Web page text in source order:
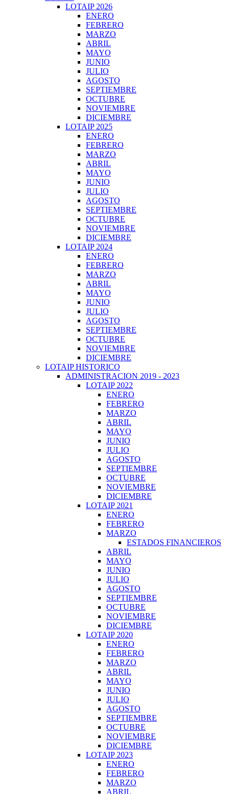
LOTAIP 2026
ENERO
FEBRERO
MARZO
ABRIL
MAYO
JUNIO
JULIO
AGOSTO
SEPTIEMBRE
OCTUBRE
NOVIEMBRE
DICIEMBRE
LOTAIP 2025
ENERO
FEBRERO
MARZO
ABRIL
MAYO
JUNIO
JULIO
AGOSTO
SEPTIEMBRE
OCTUBRE
NOVIEMBRE
DICIEMBRE
LOTAIP 2024
ENERO
FEBRERO
MARZO
ABRIL
MAYO
JUNIO
JULIO
AGOSTO
SEPTIEMBRE
OCTUBRE
NOVIEMBRE
DICIEMBRE
LOTAIP HISTORICO
ADMINISTRACION 2019 - 2023
LOTAIP 2022
ENERO
FEBRERO
MARZO
ABRIL
MAYO
JUNIO
JULIO
AGOSTO
SEPTIEMBRE
OCTUBRE
NOVIEMBRE
DICIEMBRE
LOTAIP 2021
ENERO
FEBRERO
MARZO
ESTADOS FINANCIEROS
ABRIL
MAYO
JUNIO
JULIO
AGOSTO
SEPTIEMBRE
OCTUBRE
NOVIEMBRE
DICIEMBRE
LOTAIP 2020
ENERO
FEBRERO
MARZO
ABRIL
MAYO
JUNIO
JULIO
AGOSTO
SEPTIEMBRE
OCTUBRE
NOVIEMBRE
DICIEMBRE
LOTAIP 2023
ENERO
FEBRERO
MARZO
ABRIL